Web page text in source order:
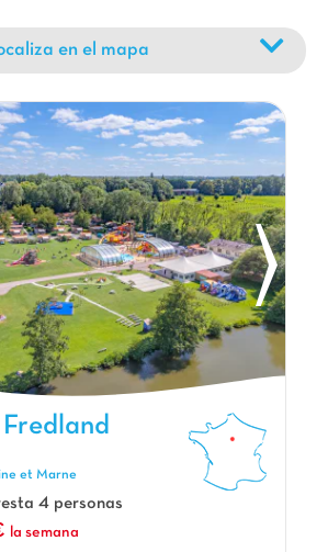
Camping Ile de Francia
et Marne
4 personas
la semana
en el mapa